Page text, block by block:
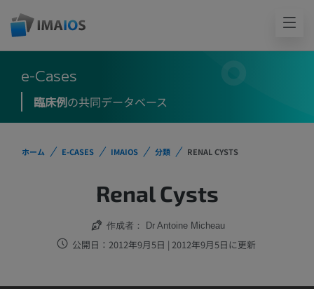
e-Cases
臨床例の共同データベース
ホーム E-CASES IMAIOS 分類 RENAL CYSTS
Renal Cysts
作成者： Dr Antoine Micheau
公開日：2012年9月5日 | 2012年9月5日に更新